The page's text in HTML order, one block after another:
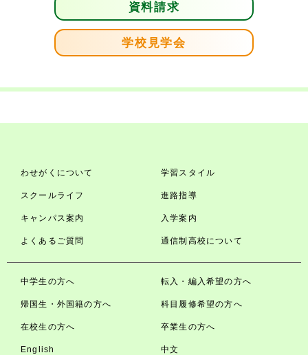
資料請求
学校見学会
わせがくについて 学習スタイル
スクールライフ 進路指導
キャンパス案内 入学案内
よくあるご質問 通信制高校について
中学生の方へ 転入・編入希望の方へ
帰国生・外国籍の方へ 科目履修希望の方へ
在校生の方へ 卒業生の方へ
English 中文